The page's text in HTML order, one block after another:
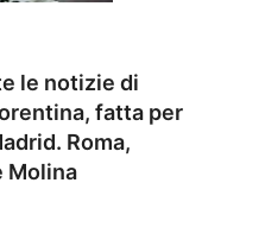
le notizie di
fatta per
Roma,
Molina